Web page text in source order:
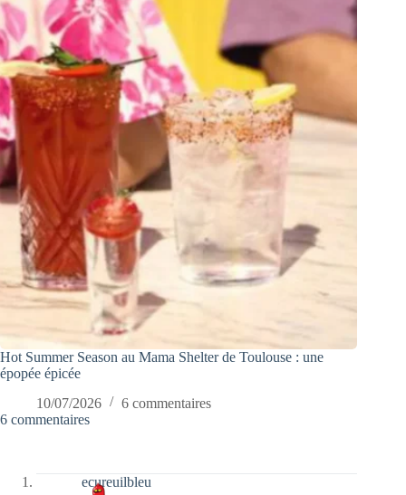
Hot Summer Season au Mama Shelter de Toulouse : une
épopée épicée
10/07/2026
6 commentaires
6 commentaires
ecureuilbleu